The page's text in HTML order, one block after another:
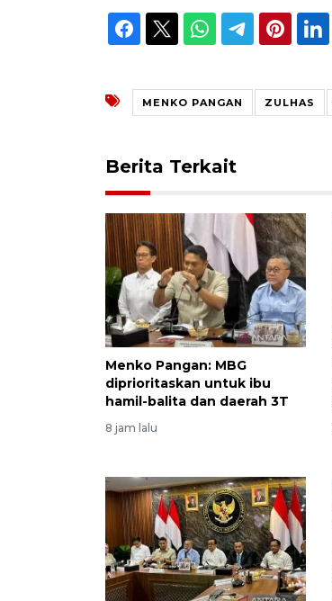
MENKO PANGAN ZULHAS
Berita Terkait
Menko Pangan: MBG
diprioritaskan untuk ibu
hamil-balita dan daerah 3T
8 jam lalu